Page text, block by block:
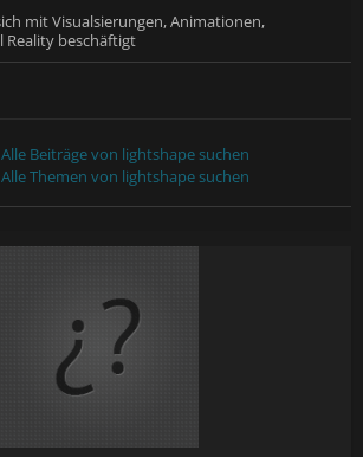
mit Visualsierungen, Animationen,
Reality beschäftigt
Alle Beiträge von lightshape suchen
Alle Themen von lightshape suchen